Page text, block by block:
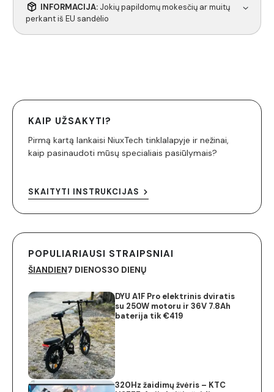
INFORMACIJA: Jokių papildomų mokesčių ar muitų
perkant iš EU sandėlio
KAIP UŽSAKYTI?
Pirmą kartą lankaisi NiuxTech tinklalapyje ir nežinai,
kaip pasinaudoti mūsų specialiais pasiūlymais?
SKAITYTI INSTRUKCIJAS
POPULIARIAUSI STRAIPSNIAI
ŠIANDIEN7 DIENOS30 DIENŲ
DYU A1F Pro elektrinis dviratis
su 250W motoru ir 36V 7.8Ah
baterija tik €419
320Hz žaidimų žvėris – KTC